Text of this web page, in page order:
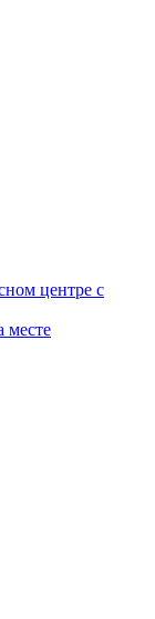
центре с
месте